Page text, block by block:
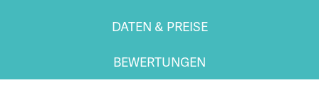
DATEN & PREISE
BEWERTUNGEN